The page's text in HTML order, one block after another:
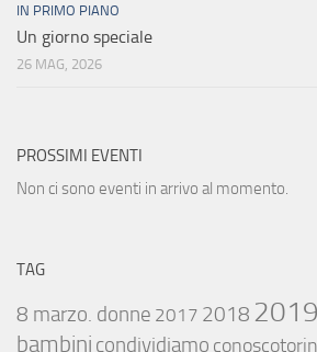
IN PRIMO PIANO
Un giorno speciale
26 MAG, 2026
PROSSIMI EVENTI
Non ci sono eventi in arrivo al momento.
TAG
8 marzo. donne 2017 2018 2019
bambini condividiamo